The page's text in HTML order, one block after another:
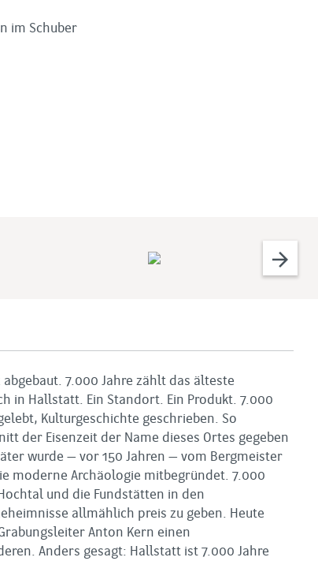
im Schuber
arrow_forward
7.000 Jahre zählt das älteste
in Hallstatt. Ein Standort. Ein Produkt. 7.000
Kulturgeschichte geschrieben. So
der Eisenzeit der Name dieses Ortes gegeben
wurde – vor 150 Jahren – vom Bergmeister
moderne Archäologie mitbegründet. 7.000
und die Fundstätten in den
allmählich preis zu geben. Heute
Anton Kern einen
Anders gesagt: Hallstatt ist 7.000 Jahre